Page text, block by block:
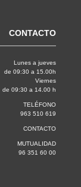
CONTACTO
Lunes a jueves
de 09:30 a 15.00h
Viernes
de 09:30 a 14.00 h
TELÉFONO
963 510 619
CONTACTO
MUTUALIDAD
96 351 60 00